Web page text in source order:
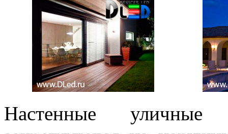
Настенные уличные